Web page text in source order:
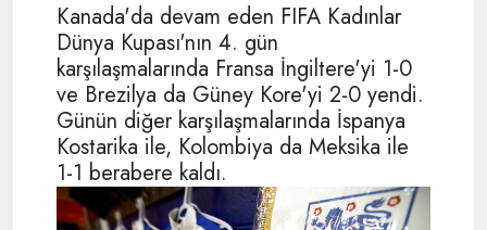
Kanada'da devam eden FIFA Kadınlar
Dünya Kupası'nın 4. gün
karşılaşmalarında Fransa İngiltere'yi 1-0
ve Brezilya da Güney Kore'yi 2-0 yendi.
Günün diğer karşılaşmalarında İspanya
Kostarika ile, Kolombiya da Meksika ile
1-1 berabere kaldı.